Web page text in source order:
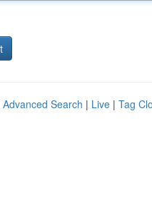
Advanced Search | Live | Tag